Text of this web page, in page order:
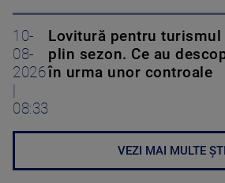
10-
08-
2026
08:33
Lovitură pentru turismul
plin sezon. Ce au
în urma unor controale
VEZI MAI MULTE